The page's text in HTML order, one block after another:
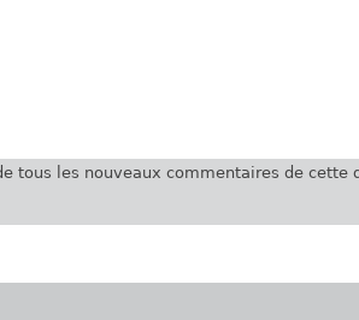
tous les nouveaux commentaires de cette